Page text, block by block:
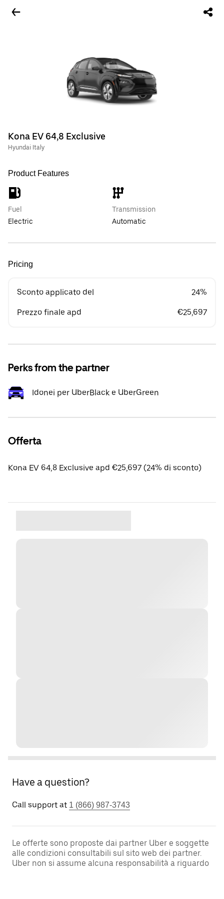
Kona EV 64,8 Exclusive
Hyundai Italy
Product Features
Fuel
Electric
Transmission
Automatic
Pricing
Sconto applicato del 24%
Prezzo finale apd €25,697
Perks from the partner
Idonei per UberBlack e UberGreen
Offerta
Kona EV 64,8 Exclusive apd €25,697 (24% di sconto)
Have a question?
Call support at 1 (866) 987-3743
Le offerte sono proposte dai partner Uber e soggette
alle condizioni consultabili sul sito web dei partner.
Uber non si assume alcuna responsabilità a riguardo